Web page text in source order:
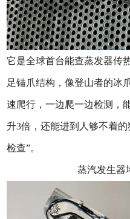
它是全球首台能查蒸发器传
足锚爪结构，像登山者的冰
速爬行，一边爬一边检测，
升3倍，还能进到人够不着
检查”。
蒸汽发生器